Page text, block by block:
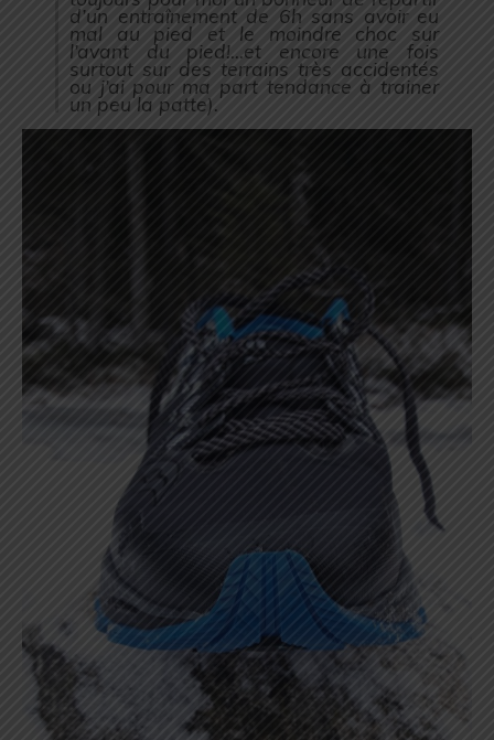
d’un entraînement de 6h sans avoir eu
mal au pied et le moindre choc sur
l’avant du pied!…et encore une fois
surtout sur des terrains très accidentés
ou j’ai pour ma part tendance à trainer
un peu la patte).